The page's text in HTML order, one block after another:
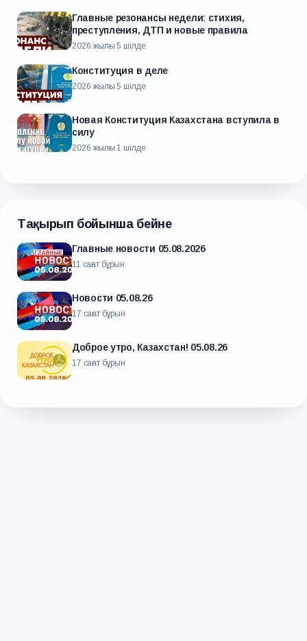
Главные резонансы недели: стихия,
преступления, ДТП и новые правила
2026 жылғы 5 шілде
Конституция в деле
2026 жылғы 5 шілде
Новая Конституция Казахстана вступила в
силу
2026 жылғы 1 шілде
Тақырып бойынша бейне
Главные новости 05.08.2026
11 сағат бұрын
Новости 05.08.26
17 сағат бұрын
Доброе утро, Казахстан! 05.08.26
17 сағат бұрын